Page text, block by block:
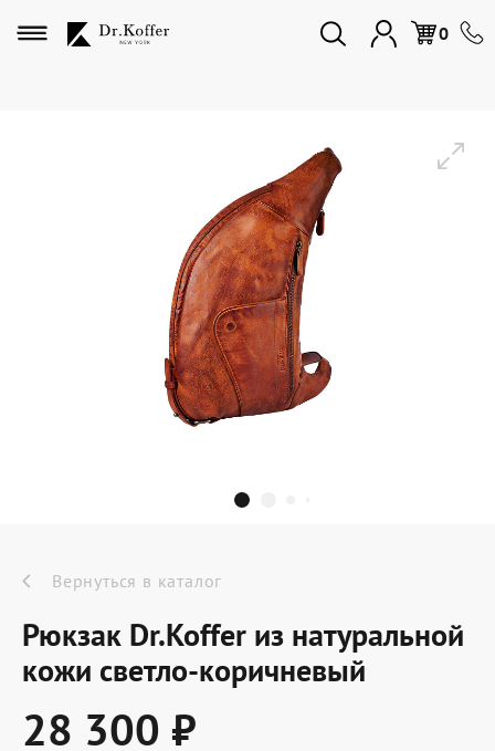
0
Избранное
Дорожная коллекция
Мужская коллекция
Женская коллекция
Подарки и сувениры
Подарочные карты
Dr.Koffer Outlet
Новинки
Акции
О компании
Вернуться в каталог
Рюкзак Dr.Koffer из натуральной
кожи светло-коричневый
28 300 ₽